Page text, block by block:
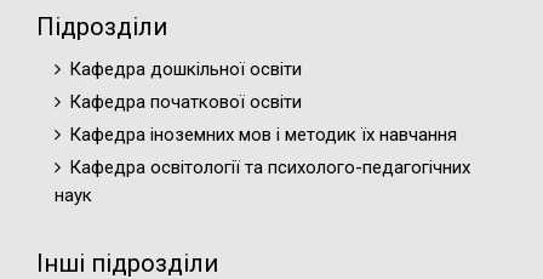
Підрозділи
Кафедра дошкільної освіти
Кафедра початкової освіти
Кафедра іноземних мов і методик їх навчання
Кафедра освітології та психолого-педагогічних
наук
Інші підрозділи